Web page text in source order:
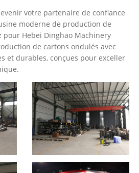
votre partenaire de confiance
moderne de production de
pour Hebei Dinghao Machinery
de cartons ondulés avec
et durables, conçues pour exceller